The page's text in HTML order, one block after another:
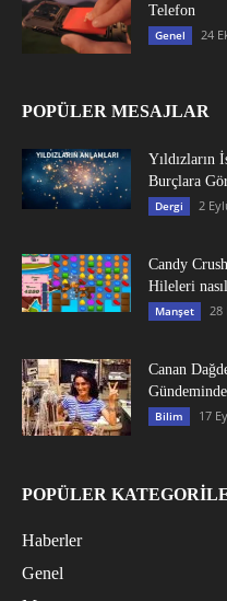
Telefon
Genel 24
POPÜLER MESAJLAR
Yıldızların
Burçlara
Dergi 2
Candy
Hileleri
Manşet 28
Canan
Gündeminde
Bilim 17
POPÜLER
Haberler
Genel